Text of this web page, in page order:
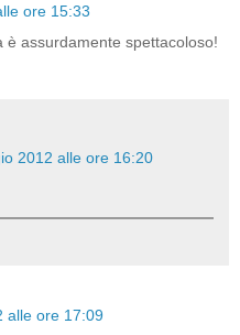
ore 15:33
assurdamente spettacoloso!
2012 alle ore 16:20
alle ore 17:09